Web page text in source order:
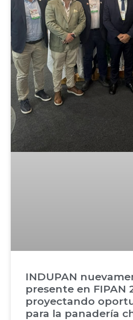
INDUPAN
presente en FIPAN
proyectando
para la panadería